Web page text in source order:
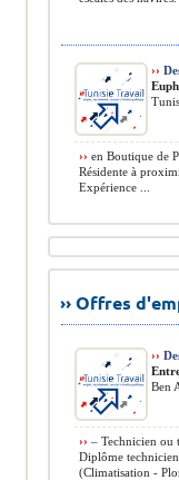
››
›› en Boutique de
Résidente à
Expérience ...
›› Offres
››
Ben
›› – Technicien ou
Diplôme
(Climatisation -